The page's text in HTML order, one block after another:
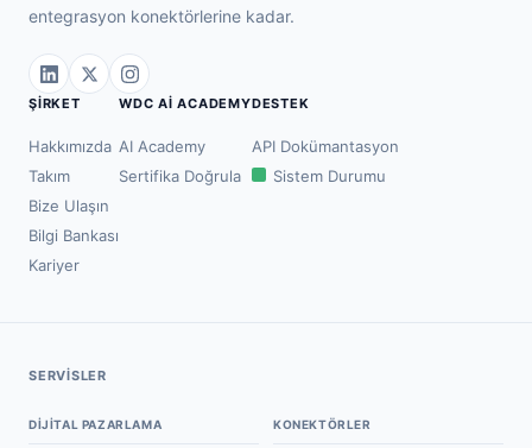
entegrasyon konektörlerine kadar.
ŞIRKET
Hakkımızda
Takım
Bize Ulaşın
Bilgi Bankası
Kariyer
WDC AI ACADEMY
AI Academy
Sertifika Doğrula
DESTEK
API Dokümantasyon
Sistem Durumu
SERVISLER
DIJITAL PAZARLAMA KONEKTÖRLER